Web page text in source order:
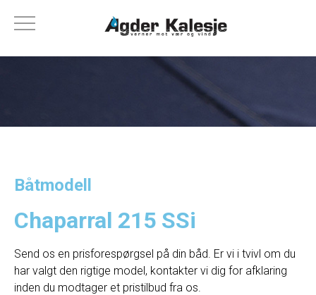
Båtmodell
Chaparral 215 SSi
Send os en prisforespørgsel på din båd. Er vi i tvivl om du
har valgt den rigtige model, kontakter vi dig for afklaring
inden du modtager et pristilbud fra os.